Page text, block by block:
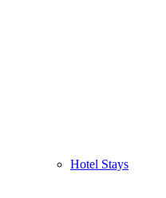
Hotel Stays